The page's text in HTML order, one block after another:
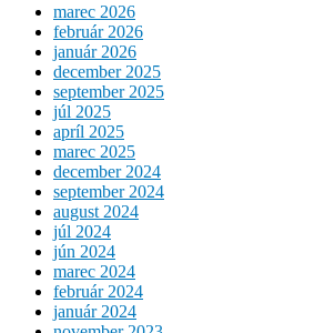
marec 2026
február 2026
január 2026
december 2025
september 2025
júl 2025
apríl 2025
marec 2025
december 2024
september 2024
august 2024
júl 2024
jún 2024
marec 2024
február 2024
január 2024